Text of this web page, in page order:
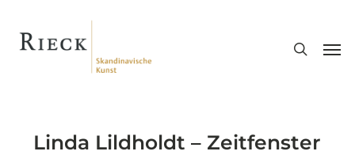
Linda Lildholdt – Zeitfenster